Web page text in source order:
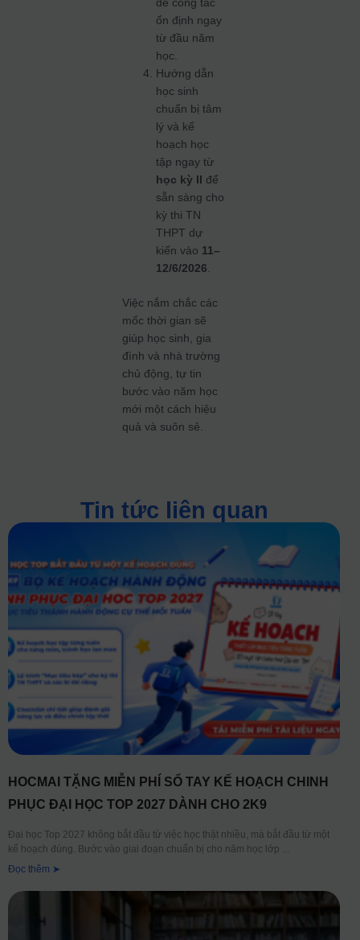
ổn định ngay
từ đầu năm
học.
Hướng dẫn
học sinh
chuẩn bị tâm
lý và kế
hoạch học
tập ngay từ
học kỳ II để
sẵn sàng cho
kỳ thi TN
THPT dự
kiến vào 11–
12/6/2026
Việc nắm chắc các
mốc thời gian sẽ
giúp học sinh, gia
đình và nhà trường
chủ động, tự tin
bước vào năm học
mới một cách hiệu
quả và suôn sẻ.
Tin tức liên quan
HOCMAI TẶNG MIỄN PHÍ SỔ TAY KẾ HOẠCH CHINH
PHỤC ĐẠI HỌC TOP 2027 DÀNH CHO 2K9
Đại học Top 2027 không bắt đầu từ việc học thật nhiều, mà bắt đầu từ một
kế hoạch đúng. Bước vào giai đoạn chuẩn bị cho năm học lớp
Đọc thêm ➤